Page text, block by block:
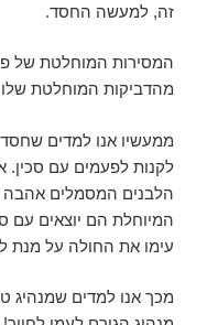
זה, למעשה החסד.
המסירות המוחלטת של
מהדביקות המוחלטת שלו
ממעשיו אנו למדים
לקנות לפעמים עם סכין.
הלבנים המסמלים אהבה
המיוחלת הם יוצאים עם
עימו את החולה על מנת
מכך אנו למדים שמנהיג